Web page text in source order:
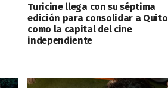
Turicine llega con su séptima
edición para consolidar a Quito
como la capital del cine
independiente